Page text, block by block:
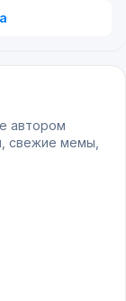
автором
свежие мемы,